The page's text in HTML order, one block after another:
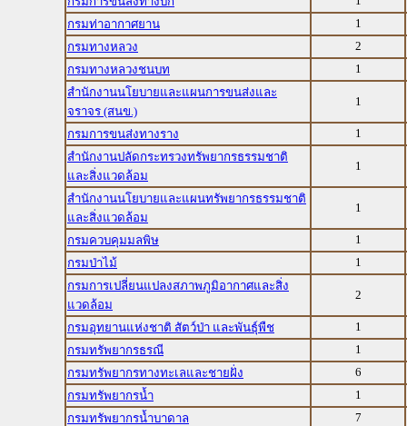
กรมท่าอากาศยาน
1
กรมทางหลวง
2
กรมทางหลวงชนบท
1
สำนักงานนโยบายและแผนการขนส่งและ
จราจร (สนข.)
1
กรมการขนส่งทางราง
1
สำนักงานปลัดกระทรวงทรัพยากรธรรมชาติ
และสิ่งแวดล้อม
1
สำนักงานนโยบายและแผนทรัพยากรธรรมชาติ
และสิ่งแวดล้อม
1
กรมควบคุมมลพิษ
1
กรมป่าไม้
1
กรมการเปลี่ยนแปลงสภาพภูมิอากาศและสิ่ง
แวดล้อม
2
กรมอุทยานแห่งชาติ สัตว์ป่า และพันธุ์พืช
1
กรมทรัพยากรธรณี
1
กรมทรัพยากรทางทะเลและชายฝั่ง
6
กรมทรัพยากรน้ำ
1
กรมทรัพยากรน้ำบาดาล
7